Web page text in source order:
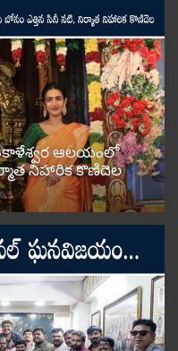
ఆలయంలో
నిహారిక కొణిదెల